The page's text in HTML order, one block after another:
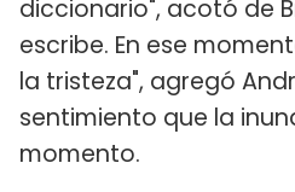
diccionario", acotó de
escribe. En ese
la tristeza", agregó
sentimiento que la
momento.